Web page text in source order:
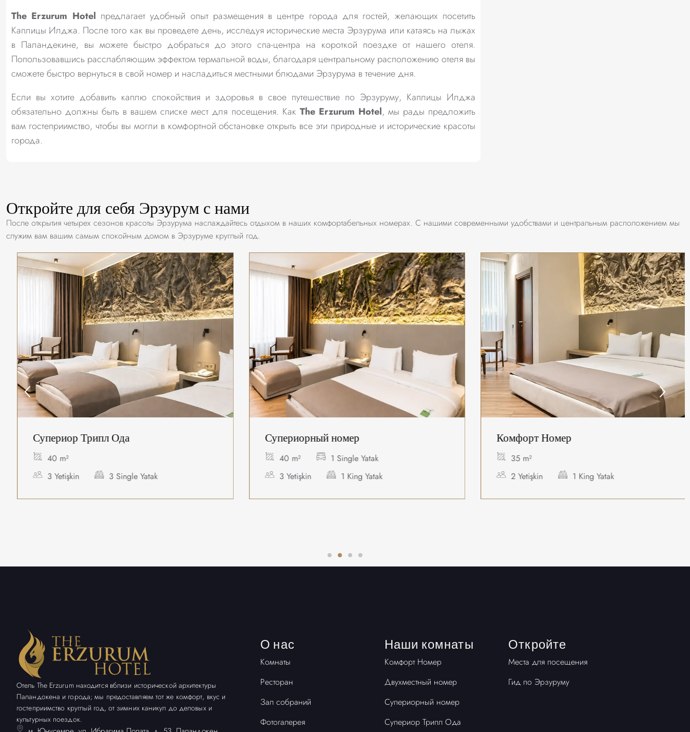
The Erzurum Hotel предлагает удобный опыт размещения в центре города для гостей, желающих посетить
Каплицы Илджа. После того как вы проведете день, исследуя исторические места Эрзурума или катаясь на лыжах
в Паландекине, вы можете быстро добраться до этого спа-центра на короткой поездке от нашего отеля.
Попользовавшись расслабляющим эффектом термальной воды, благодаря центральному расположению отеля вы
сможете быстро вернуться в свой номер и насладиться местными блюдами Эрзурума в течение дня.
Если вы хотите добавить каплю спокойствия и здоровья в свое путешествие по Эрзуруму, Каплицы Илджа
обязательно должны быть в вашем списке мест для посещения. Как The Erzurum Hotel, мы рады предложить
вам гостеприимство, чтобы вы могли в комфортной обстановке открыть все эти природные и исторические красоты
города.
Откройте для себя Эрзурум с нами
После открытия четырех сезонов красоты Эрзурума наслаждайтесь отдыхом в наших комфортабельных номерах. С нашими современными удобствами и центральным расположением мы
служим вам вашим самым спокойным домом в Эрзуруме круглый год.
Супериор Трипл Ода
40 m²
3 Yetişkin
3 Single Yatak
Супериорный номер
40 m²
1 Single Yatak
3 Yetişkin
1 King Yatak
Комфорт Номер
35 m²
2 Yetişkin
1 King Yatak
Отель The Erzurum находится вблизи исторической архитектуры
Паландокена и города; мы предоставляем тот же комфорт, вкус и
гостеприимство круглый год, от зимних каникул до деловых и
культурных поездок.
О нас
Комнаты
Ресторан
Зал собраний
Фотогалерея
Наши комнаты
Комфорт Номер
Двухместный номер
Супериорный номер
Супериор Трипл Ода
Откройте
Места для посещения
Гид по Эрзуруму